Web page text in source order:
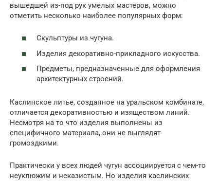
вышедшей из-под рук умелых мастеров, можно
отметить несколько наиболее популярных форм:
Скульптуры из чугуна.
Изделия декоративно-прикладного искусства.
Предметы, предназначенные для оформления
архитектурных строений.
Каслинское литье, созданное на уральском комбинате,
отличается декоративностью и изяществом линий.
Несмотря на то что изделия выполнены из
специфичного материала, они не выглядят
громоздкими.
Практически у всех людей чугун ассоциируется с чем-то
неуклюжим и неказистым. Но изделия каслинских